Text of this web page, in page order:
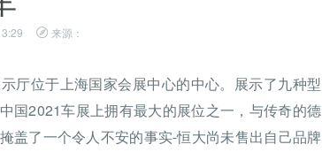
来源：
厅位于上海国家会展中心的中心。展示了九种型
国2021车展上拥有最大的展位之一，与传奇的德
盖了一个令人不安的事实-恒大尚未售出自己品牌
期货交易| 塔塔钢铁的看涨回调模式